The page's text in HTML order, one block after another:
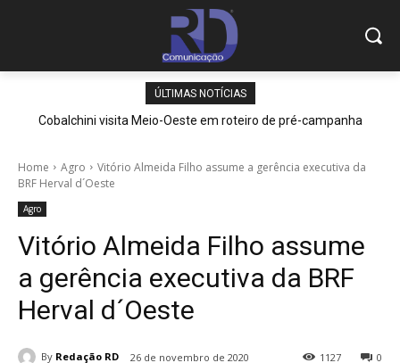
ÚLTIMAS NOTÍCIAS
Cobalchini visita Meio-Oeste em roteiro de pré-campanha
Home Agro
Vitório Almeida Filho assume a gerência executiva da
BRF Herval d´Oeste
Agro
Vitório Almeida Filho assume
a gerência executiva da BRF
Herval d´Oeste
By Redação RD 26 de novembro de 2020 0
1127